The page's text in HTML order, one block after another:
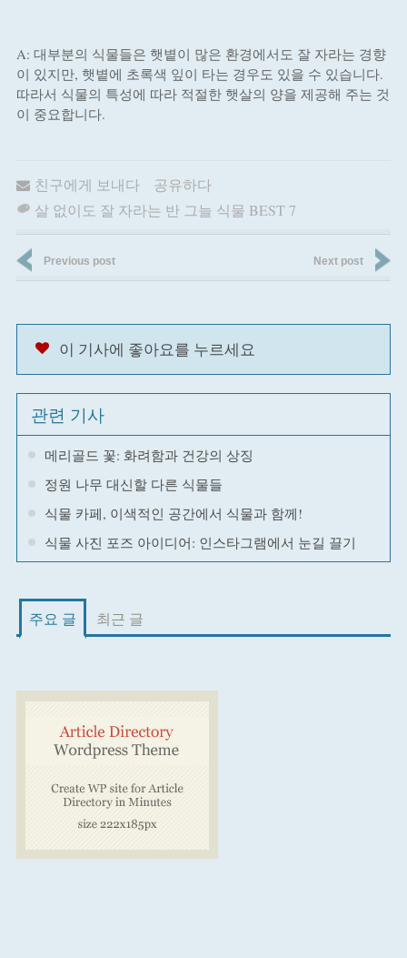
A: 대부분의 식물들은 햇볕이 많은 환경에서도 잘 자라는 경향
이 있지만, 햇볕에 초록색 잎이 타는 경우도 있을 수 있습니다.
따라서 식물의 특성에 따라 적절한 햇살의 양을 제공해 주는 것
이 중요합니다.
친구에게 보내다
공유하다
살 없이도 잘 자라는 반 그늘 식물 BEST 7
Previous post Next post
이 기사에 좋아요를 누르세요
관련 기사
메리골드 꽃: 화려함과 건강의 상징
정원 나무 대신할 다른 식물들
식물 카페, 이색적인 공간에서 식물과 함께!
식물 사진 포즈 아이디어: 인스타그램에서 눈길 끌기​
주요 글 최근 글